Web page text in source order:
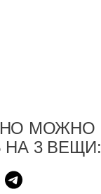
МОЖНО
3 ВЕЩИ: